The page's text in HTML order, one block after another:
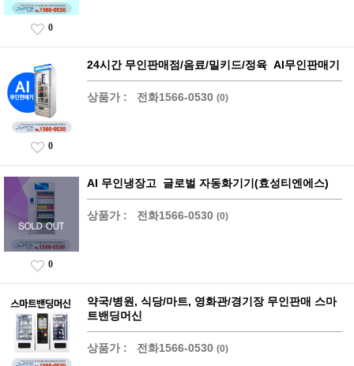
0
24시간 무인판매점/음료/밀키드/정육 AI무인판매기
상품가 : 전화1566-0530 (0)
0
AI 무인냉장고 글로벌 자동화기기(효성티엔에스)
상품가 : 전화1566-0530 (0)
0
약국/병원, 식당/마트, 영화관/경기장 무인판매 스마
트밴딩머신
상품가 : 전화1566-0530 (0)